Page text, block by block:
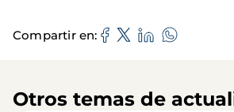
Compartir en
Otros temas de